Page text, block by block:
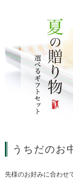
うちだのお
先様のお好みに合わせ